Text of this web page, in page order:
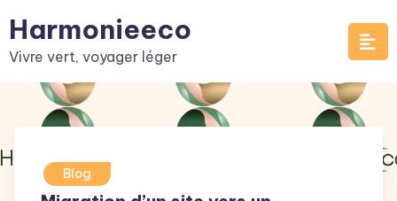
to
content
Harmonieeco
Vivre vert, voyager léger
Blog